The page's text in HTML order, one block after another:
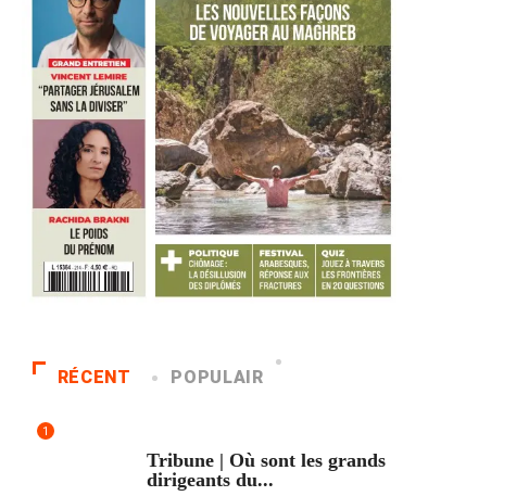
RÉCENT POPULAIR
1
Tribune | Où sont les grands
dirigeants du...